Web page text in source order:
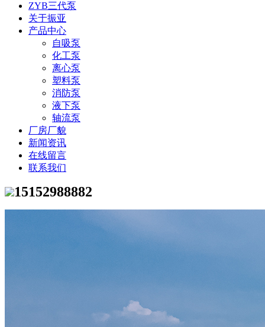
ZYB三代泵
关于振亚
产品中心
自吸泵
化工泵
离心泵
塑料泵
消防泵
液下泵
轴流泵
厂房厂貌
新闻资讯
在线留言
联系我们
15152988882